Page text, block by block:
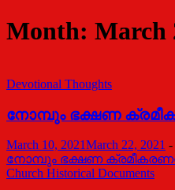
Month: March
Devotional Thoughts
നോമ്പും ഭക്ഷണ
March 10, 2021March 22, 2021 -
നോമ്പും ഭക്ഷണ
Church Historical Documents